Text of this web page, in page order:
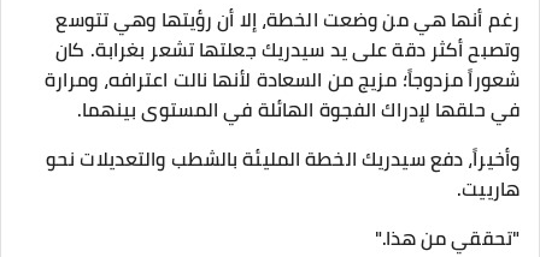
​رغم أنها هي من وضعت الخطة، إلا أن رؤيتها وهي تتوسع
وتصبح أكثر دقة على يد سيدريك جعلتها تشعر بغرابة. كان
شعوراً مزدوجاً؛ مزيج من السعادة لأنها نالت اعترافه، ومرارة
في حلقها لإدراك الفجوة الهائلة في المستوى بينهما.
وأخيراً، دفع سيدريك الخطة المليئة بالشطب والتعديلات نحو
هارييت.
​"تحققي من هذا."